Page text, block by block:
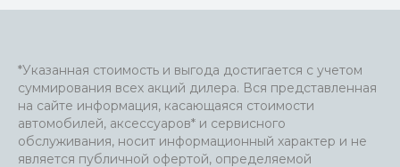
*Указанная стоимость и выгода достигается с учетом
суммирования всех акций дилера. Вся представленная
на сайте информация, касающаяся стоимости
автомобилей, аксессуаров* и сервисного
обслуживания, носит информационный характер и не
является публичной офертой, определяемой